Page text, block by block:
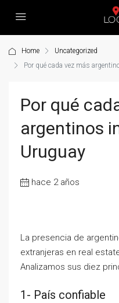
Home
Uncategorized
Por qué cada vez más
Por qué
argentinos
Uruguay
hace 2 años
La presencia de
extranjeras en real
Analizamos sus diez
1- País confiable